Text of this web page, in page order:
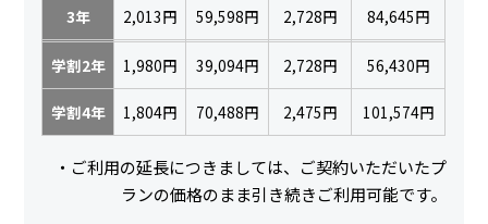
3年 2,013円 59,598円 2,728円 84,645円
学割2年 1,980円 39,094円 2,728円 56,430円
学割4年 1,804円 70,488円 2,475円 101,574円
・ご利用の延長につきましては、ご契約いただいたプ
ランの価格のまま引き続きご利用可能です。